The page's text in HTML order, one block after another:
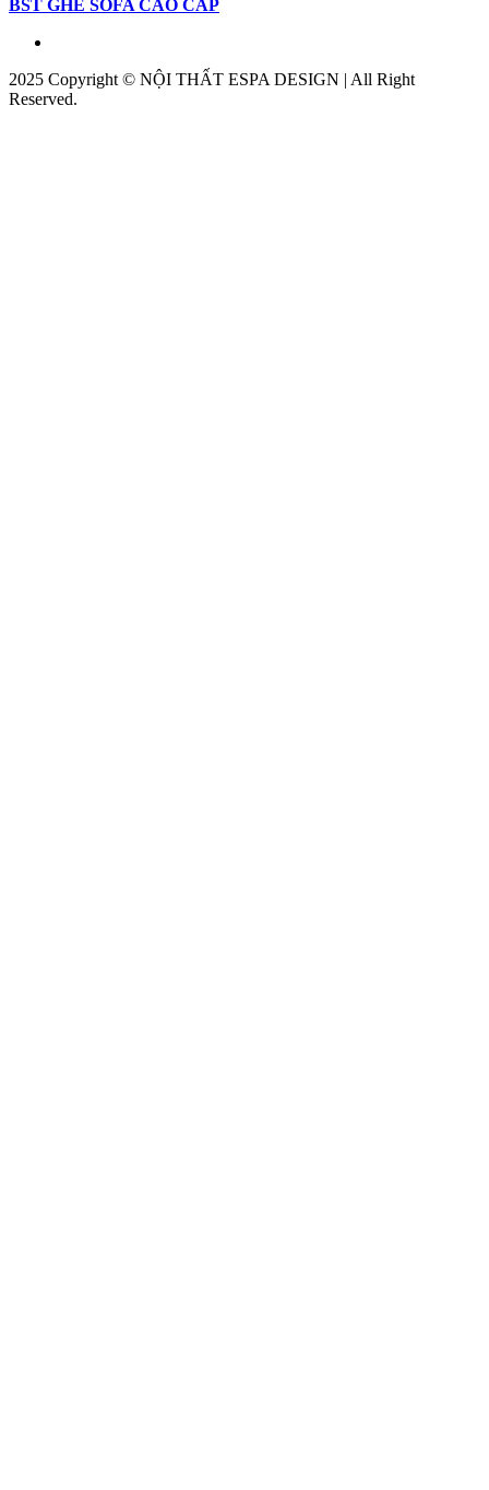
BST GHẾ SOFA CAO CẤP
2025 Copyright © NỘI THẤT ESPA DESIGN | All Right
Reserved.